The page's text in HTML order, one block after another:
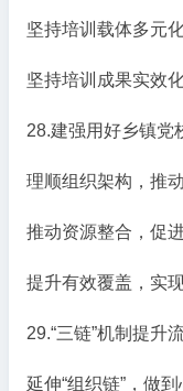
坚持培训载体多元化
坚持培训成果实效化
28.建强用好乡镇党
理顺组织架构，推
推动资源整合，促
提升有效覆盖，实
29.“三链”机制提升
延伸“组织链”，做到